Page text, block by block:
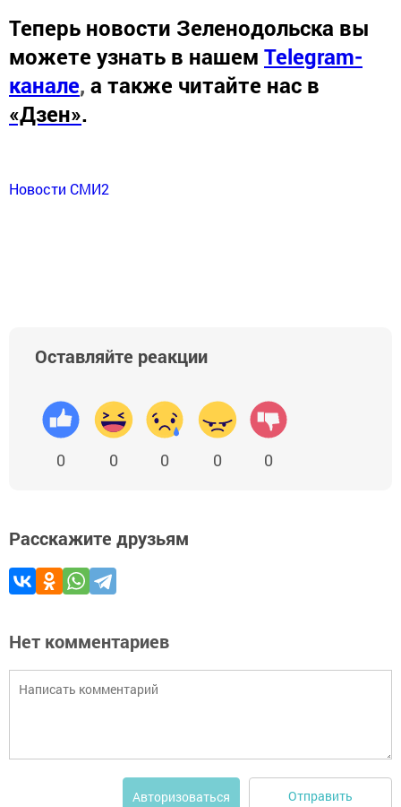
Теперь новости Зеленодольска вы
можете узнать в нашем Telegram-
канале, а также читайте нас в
«Дзен».
Новости СМИ2
Оставляйте реакции
0 0 0 0 0
Расскажите друзьям
Нет комментариев
Авторизоваться Отправить